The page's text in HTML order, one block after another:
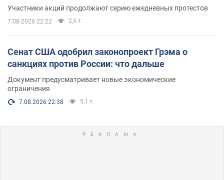
Участники акций продолжают серию ежедневных протестов
7.08.2026 22:22 2,5 т.
Сенат США одобрил законопроект Грэма о
санкциях против России: что дальше
Документ предусматривает новые экономические
ограничения
7.08.2026 22:38 5,1 т.